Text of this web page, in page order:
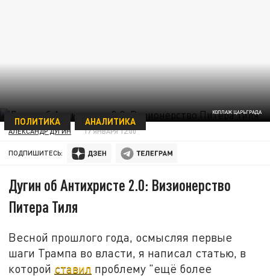
КОЛЛАЖ ЦАРЬГРАДА
ПОЛИТИКА АНАЛИТИКА
АЛЕКСАНДР ДУГИН 17 ЯНВАРЯ 12:00
ПОДПИШИТЕСЬ:
Дугин об Антихристе 2.0: Визионерство
Питера Тиля
Весной прошлого года, осмысляя первые
шаги Трампа во власти, я написал статью, в
которой ставил проблему "ещё более